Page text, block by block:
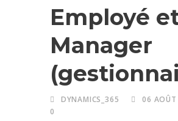
Employé
Manager
DYNAMICS_365
06
0